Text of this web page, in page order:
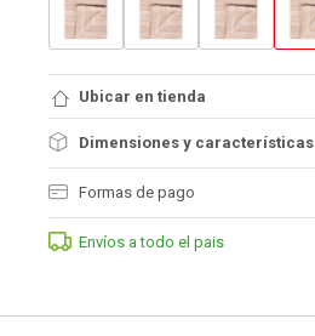
Ubicar en tienda
Dimensiones y características
Formas de pago
Envíos a todo el pais